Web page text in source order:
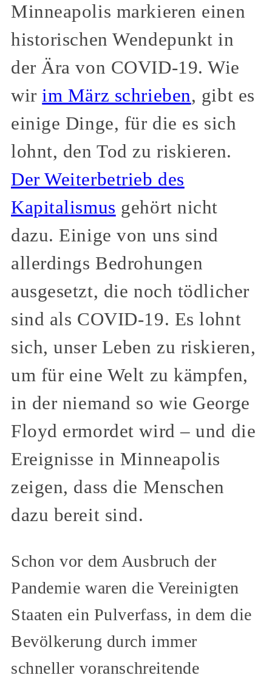
Minneapolis markieren einen
historischen Wendepunkt in
der Ära von COVID-19. Wie
wirim März schrieben, gibt es
einige Dinge, für die es sich
lohnt, den Tod zu riskieren.
Der Weiterbetrieb des
Kapitalismus gehört nicht
dazu. Einige von uns sind
allerdings Bedrohungen
ausgesetzt, die noch tödlicher
sind als COVID-19. Es lohnt
sich, unser Leben zu riskieren,
um für eine Welt zu kämpfen,
in der niemand so wie George
Floyd ermordet wird – und die
Ereignisse in Minneapolis
zeigen, dass die Menschen
dazu bereit sind.
Schon vor dem Ausbruch der
Pandemie waren die Vereinigten
Staaten ein Pulverfass, in dem die
Bevölkerung durch immer
schneller voranschreitende